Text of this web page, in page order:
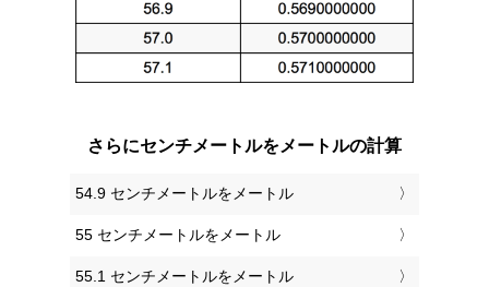
さらにセンチメートルをメートルの計算
54.9 センチメートルをメートル
55 センチメートルをメートル
55.1 センチメートルをメートル